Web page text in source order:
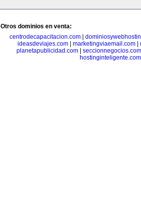
Otros dominios en venta:
centrodecapacitacion.com
ideasdeviajes.com| marketingviaemail.com|
planetapublicidad.com| seccionnegocios.com
hostinginteligente.com